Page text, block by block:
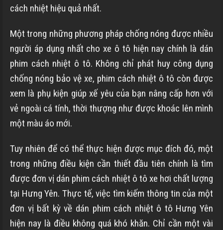
cách nhiệt hiệu quả nhất.
Một trong những phương pháp chống nóng được nhiều
người áp dụng nhất cho xe ô tô hiện nay chính là dán
phim cách nhiệt ô tô. Không chỉ phát huy công dụng
chống nóng bảo vệ xe, phim cách nhiệt ô tô còn được
xem là phụ kiện giúp xế yêu của bạn nâng cấp hơn với
vẻ ngoài cá tính, thời thượng như được khoác lên mình
một màu áo mới.
Tuy nhiên để có thể thực hiện được mục đích đó, một
trong những điều kiện cần thiết đầu tiên chính là tìm
được đơn vị dán phim cách nhiệt ô tô xe hơi chất lượng
tại Hưng Yên. Thực tế, việc tìm kiếm thông tin của một
đơn vị bất kỳ về dán phim cách nhiệt ô tô Hưng Yên
hiện nay là điều không quá khó khăn. Chỉ cần một vài